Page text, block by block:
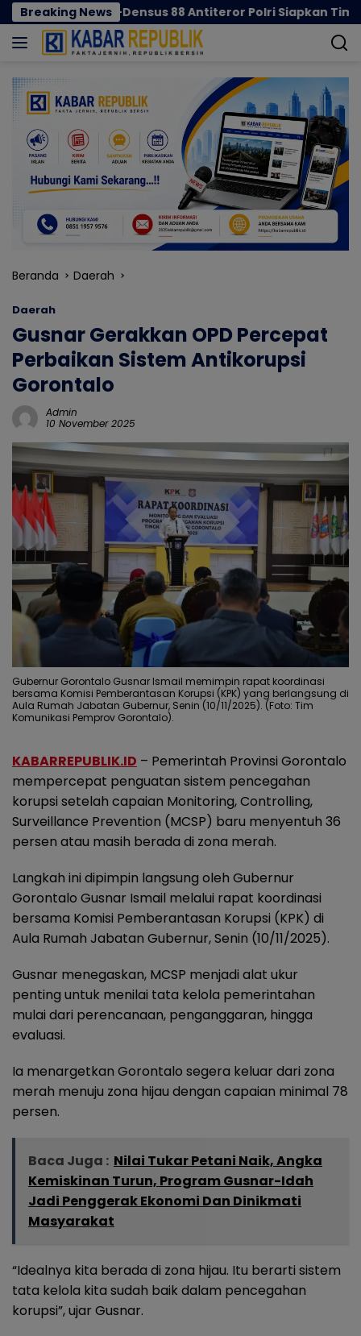
Langsung
ke
konten
Breaking News
Densus 88 Antiteror Polri Siapkan Tim Terpadu
Beranda Daerah
Daerah
Gusnar Gerakkan OPD Percepat
Perbaikan Sistem Antikorupsi
Gorontalo
Admin
10 November 2025
Gubernur Gorontalo Gusnar Ismail memimpin rapat koordinasi
bersama Komisi Pemberantasan Korupsi (KPK) yang berlangsung di
Aula Rumah Jabatan Gubernur, Senin (10/11/2025). (Foto: Tim
Komunikasi Pemprov Gorontalo).
KABARREPUBLIK.ID – Pemerintah Provinsi Gorontalo
mempercepat penguatan sistem pencegahan
korupsi setelah capaian Monitoring, Controlling,
Surveillance Prevention (MCSP) baru menyentuh 36
persen atau masih berada di zona merah.
Langkah ini dipimpin langsung oleh Gubernur
Gorontalo Gusnar Ismail melalui rapat koordinasi
bersama Komisi Pemberantasan Korupsi (KPK) di
Aula Rumah Jabatan Gubernur, Senin (10/11/2025).
Gusnar menegaskan, MCSP menjadi alat ukur
penting untuk menilai tata kelola pemerintahan
mulai dari perencanaan, penganggaran, hingga
evaluasi.
Ia menargetkan Gorontalo segera keluar dari zona
merah menuju zona hijau dengan capaian minimal 78
persen.
Baca Juga : Nilai Tukar Petani Naik, Angka
Kemiskinan Turun, Program Gusnar-Idah
Jadi Penggerak Ekonomi Dan Dinikmati
Masyarakat
“Idealnya kita berada di zona hijau. Itu berarti sistem
tata kelola kita sudah baik dalam pencegahan
korupsi”, ujar Gusnar.